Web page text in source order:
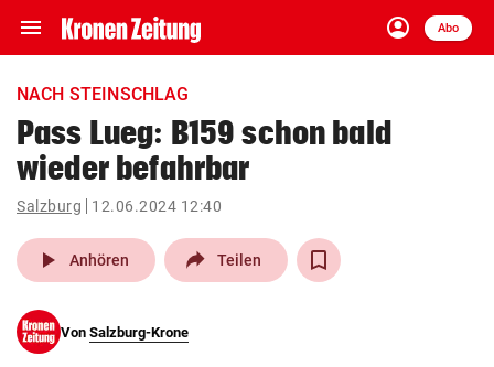
menu Navigation
ein-/ausklappen
account_circle
Anmelden
Abo
close Schließen
account_circle Anmelden
pin_drop
Wien arrow_right
NACH STEINSCHLAG
Pass Lueg: B159 schon bald
wieder befahrbar
Salzburg 12.06.2024 12:40
play_arrow Anhören Teilen
Von Salzburg-Krone